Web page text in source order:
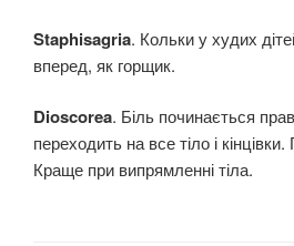
Staphisagria. Кольки у худих
вперед, як горщик.
Dioscorea. Біль починається
переходить на все тіло і
Краще при випрямленні тіла.